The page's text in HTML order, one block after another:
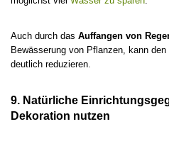
Auch durch das Auffangen von
Bewässerung von Pflanzen, kann
deutlich reduzieren.
9. Natürliche
Dekoration nutzen